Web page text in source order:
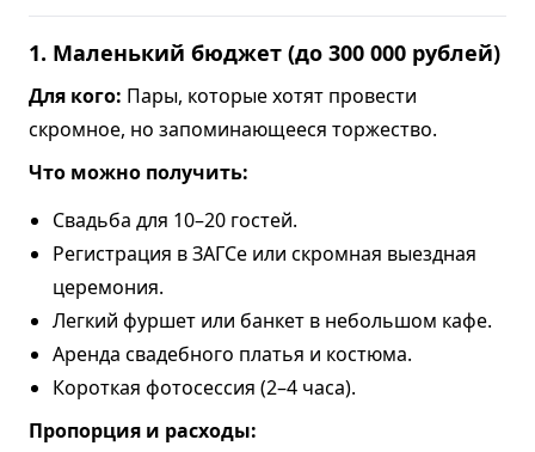
1. Маленький бюджет (до 300 000 рублей)
Для кого: Пары, которые хотят провести
скромное, но запоминающееся торжество.
Что можно получить:
Свадьба для 10–20 гостей.
Регистрация в ЗАГСе или скромная выездная
церемония.
Легкий фуршет или банкет в небольшом кафе.
Аренда свадебного платья и костюма.
Короткая фотосессия (2–4 часа).
Пропорция и расходы: